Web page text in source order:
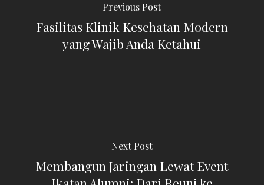
Previous Post
Fasilitas Klinik Kesehatan Modern
yang Wajib Anda Ketahui
Next Post
Membangun Jaringan Lewat Event